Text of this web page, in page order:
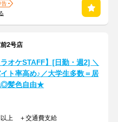
告
2号店
ラオケSTAFF】[日勤・週2] ＼
ト率高め♪／大学生多数＝居
◎髪色自由★
以上 ＋交通費支給